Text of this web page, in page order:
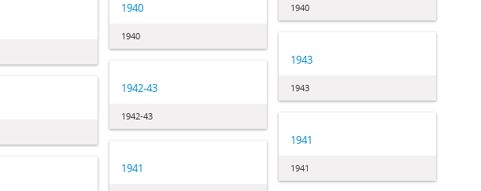
1940
1940
1940
1943
1943
1942-43
1942-43
1941
1941
1941